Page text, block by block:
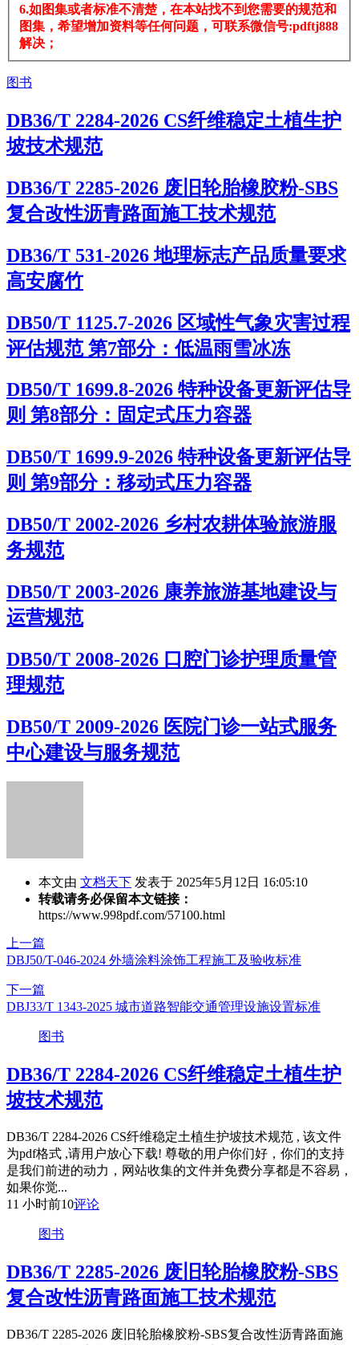
6.如图集或者标准不清楚，在本站找不到您需要的规范和
图集，希望增加资料等任何问题，可联系微信号:pdftj888
解决；
图书
DB36/T 2284-2026 CS纤维稳定土植生护
坡技术规范
DB36/T 2285-2026 废旧轮胎橡胶粉-SBS
复合改性沥青路面施工技术规范
DB36/T 531-2026 地理标志产品质量要求
高安腐竹
DB50/T 1125.7-2026 区域性气象灾害过程
评估规范 第7部分：低温雨雪冰冻
DB50/T 1699.8-2026 特种设备更新评估导
则 第8部分：固定式压力容器
DB50/T 1699.9-2026 特种设备更新评估导
则 第9部分：移动式压力容器
DB50/T 2002-2026 乡村农耕体验旅游服
务规范
DB50/T 2003-2026 康养旅游基地建设与
运营规范
DB50/T 2008-2026 口腔门诊护理质量管
理规范
DB50/T 2009-2026 医院门诊一站式服务
中心建设与服务规范
本文由 文档天下 发表于 2025年5月12日 16:05:10
转载请务必保留本文链接：
https://www.998pdf.com/57100.html
上一篇
DBJ50/T-046-2024 外墙涂料涂饰工程施工及验收标准
下一篇
DBJ33/T 1343-2025 城市道路智能交通管理设施设置标准
图书
DB36/T 2284-2026 CS纤维稳定土植生护
坡技术规范
DB36/T 2284-2026 CS纤维稳定土植生护坡技术规范 , 该文件
为pdf格式 ,请用户放心下载! 尊敬的用户你们好，你们的支持
是我们前进的动力，网站收集的文件并免费分享都是不容易，
如果你觉...
11 小时前10评论
图书
DB36/T 2285-2026 废旧轮胎橡胶粉-SBS
复合改性沥青路面施工技术规范
DB36/T 2285-2026 废旧轮胎橡胶粉-SBS复合改性沥青路面施